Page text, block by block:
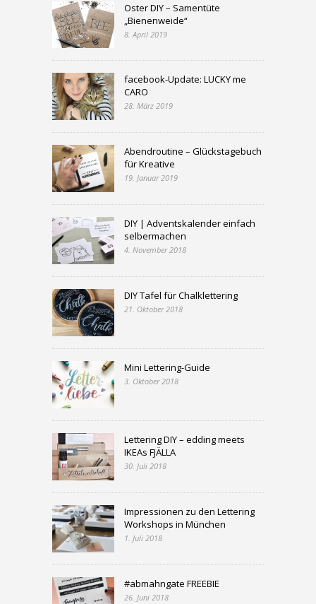
Oster DIY – Samentüte
„Bienenweide“
8. April 2019
facebook-Update: LUCKY me
CARO
28. März 2019
Abendroutine – Glückstagebuch
für Kreative
19. Januar 2019
DIY | Adventskalender einfach
selbermachen
4. November 2018
DIY Tafel für Chalklettering
21. Oktober 2018
Mini Lettering-Guide
3. Oktober 2018
Lettering DIY – edding meets
IKEAs FJÄLLA
30. Juli 2018
Impressionen zu den Lettering
Workshops in München
1. Juli 2018
#abmahngate FREEBIE
26. Juni 2018